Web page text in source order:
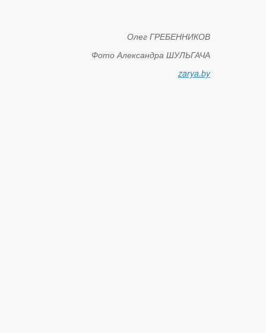
Олег ГРЕБЕННИКОВ
Фото Александра ШУЛЬГАЧА
zarya.by